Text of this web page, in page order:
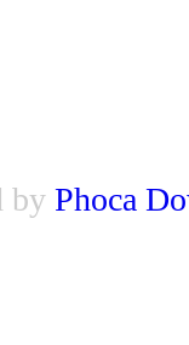
by Phoca